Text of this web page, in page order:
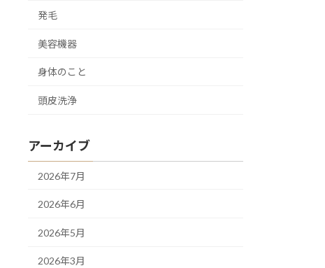
発毛
美容機器
身体のこと
頭皮洗浄
アーカイブ
2026年7月
2026年6月
2026年5月
2026年3月